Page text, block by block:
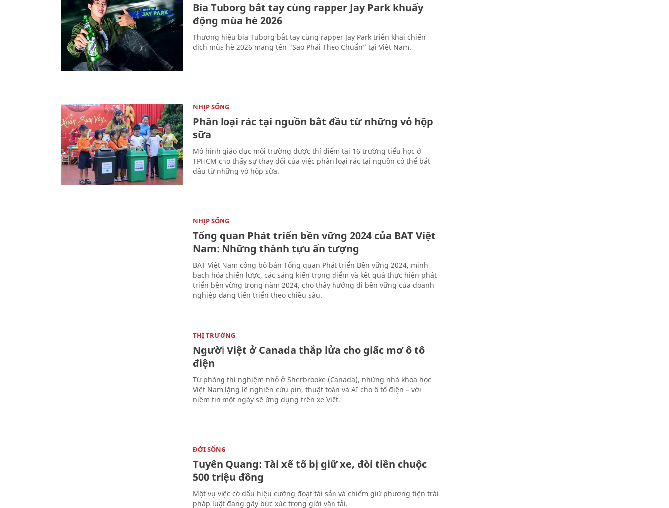
Bia Tuborg bắt tay cùng rapper Jay Park khuấy
động mùa hè 2026
Thương hiệu bia Tuborg bắt tay cùng rapper Jay Park triển khai chiến
dịch mùa hè 2026 mang tên "Sao Phải Theo Chuẩn” tại Việt Nam.
NHỊP SỐNG
Phân loại rác tại nguồn bắt đầu từ những vỏ hộp
sữa
Mô hình giáo dục môi trường được thí điểm tại 16 trường tiểu học ở
TPHCM cho thấy sự thay đổi của việc phân loại rác tại nguồn có thể bắt
đầu từ những vỏ hộp sữa.
NHỊP SỐNG
Tổng quan Phát triển bền vững 2024 của BAT Việt
Nam: Những thành tựu ấn tượng
BAT Việt Nam công bố bản Tổng quan Phát triển Bền vững 2024, minh
bạch hóa chiến lược, các sáng kiến trọng điểm và kết quả thực hiện phát
triển bền vững trong năm 2024, cho thấy hướng đi bền vững của doanh
nghiệp đang tiến triển theo chiều sâu.
THỊ TRƯỜNG
Người Việt ở Canada thắp lửa cho giấc mơ ô tô
điện
Từ phòng thí nghiệm nhỏ ở Sherbrooke (Canada), những nhà khoa học
Việt Nam lặng lẽ nghiên cứu pin, thuật toán và AI cho ô tô điện – với
niềm tin một ngày sẽ ứng dụng trên xe Việt.
ĐỜI SỐNG
Tuyên Quang: Tài xế tố bị giữ xe, đòi tiền chuộc
500 triệu đồng
Một vụ việc có dấu hiệu cưỡng đoạt tài sản và chiếm giữ phương tiện trái
pháp luật đang gây bức xúc trong giới vận tải.